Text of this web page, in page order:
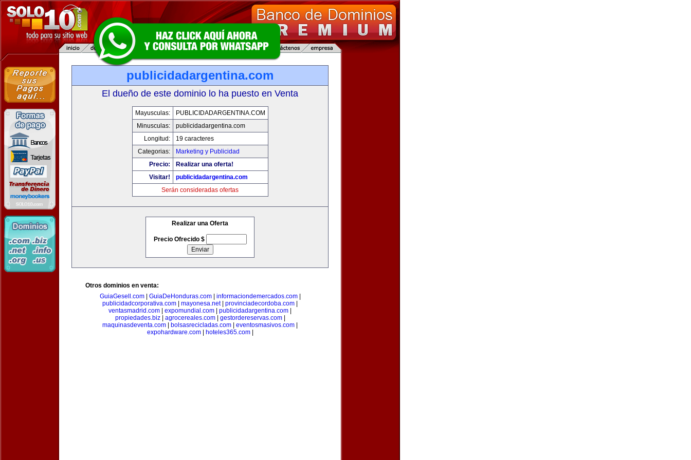
publicidadargentina.com
El dueño de este dominio lo ha puesto en Venta
Mayusculas:
PUBLICIDADARGENTINA.COM
Minusculas:
publicidadargentina.com
Longitud:
19 caracteres
Categorias:
Marketing y Publicidad
Precio:
Realizar una oferta!
Visitar!
publicidadargentina.com
Serán consideradas ofertas
Realizar una Oferta
Precio Ofrecido $
Otros dominios en venta:
GuiaGesell.com| GuiaDeHonduras.com| informaciondemercados.com|
publicidadcorporativa.com
mayonesa.net| provinciadecordoba.com
ventasmadrid.com
expomundial.com publicidadargentina.com
propiedades.biz| agrocereales.com| gestordereservas.com|
maquinasdeventa.com
bolsasrecicladas.com eventosmasivos.com
expohardware.com| hoteles365.com|